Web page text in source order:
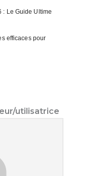
: Le Guide Ultime
efficaces pour